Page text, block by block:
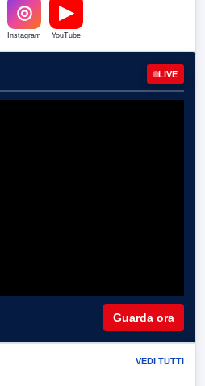
◎
Instagram
▶
YouTube
LIVE
Guarda ora
VEDI TUTTI